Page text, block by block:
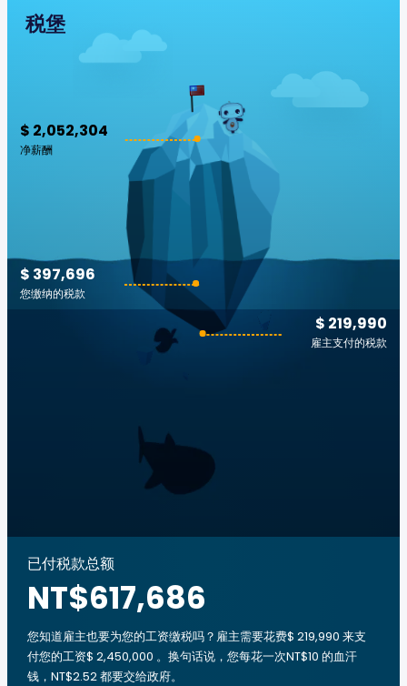
税堡
$ 2,052,304
净薪酬
$ 219,990
雇主支付的税款
$ 397,696
您缴纳的税款
已付税款总额
NT$617,686
您知道雇主也要为您的工资缴税吗？雇主需要花费$ 219,990 来支
付您的工资$ 2,450,000 。换句话说，您每花一次NT$10 的血汗
钱，NT$2.52 都要交给政府。